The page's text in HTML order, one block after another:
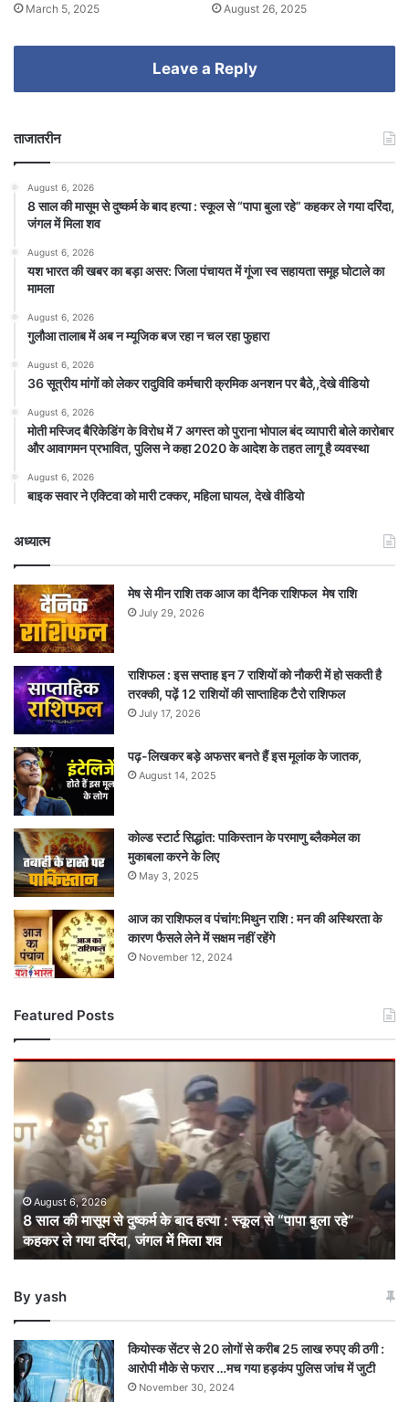
March 5, 2025 August 26, 2025
Leave a Reply
ताजातरीन
August 6, 2026
8 साल की मासूम से दुष्कर्म के बाद हत्या : स्कूल से “पापा बुला रहे” कहकर ले गया दरिंदा,
जंगल में मिला शव
August 6, 2026
यश भारत की खबर का बड़ा असर: जिला पंचायत में गूंजा स्व सहायता समूह घोटाले का
मामला
August 6, 2026
गुलौआ तालाब में अब न म्यूजिक बज रहा न चल रहा फुहारा
August 6, 2026
36 सूत्रीय मांगों को लेकर रादुविवि कर्मचारी क्रमिक अनशन पर बैठे,,देखे वीडियो
August 6, 2026
मोती मस्जिद बैरिकेडिंग के विरोध में 7 अगस्त को पुराना भोपाल बंद व्यापारी बोले कारोबार
और आवागमन प्रभावित, पुलिस ने कहा 2020 के आदेश के तहत लागू है व्यवस्था
August 6, 2026
बाइक सवार ने एक्टिवा को मारी टक्कर, महिला घायल, देखे वीडियो
अध्यात्म
मेष से मीन राशि तक आज का दैनिक राशिफल मेष राशि
July 29, 2026
राशिफल : इस सप्ताह इन 7 राशियों को नौकरी में हो सकती है
तरक्की, पढ़ें 12 राशियों की साप्ताहिक टैरो राशिफल
July 17, 2026
पढ़-लिखकर बड़े अफसर बनते हैं इस मूलांक के जातक,
August 14, 2025
कोल्ड स्टार्ट सिद्धांत: पाकिस्तान के परमाणु ब्लैकमेल का
मुकाबला करने के लिए
May 3, 2025
आज का राशिफल व पंचांग:मिथुन राशि : मन की अस्थिरता के
कारण फैसले लेने में सक्षम नहीं रहेंगे
November 12, 2024
Featured Posts
8
की
मासूम
से
दुष्कर्म
बाद
हत्या
स्कूल
“पापा
कहकर
ले
गया
August 6, 2026
8 साल की मासूम से दुष्कर्म के बाद हत्या : स्कूल से “पापा बुला रहे”
कहकर ले गया दरिंदा, जंगल में मिला शव
By yash
कियोस्क सेंटर से 20 लोगों से करीब 25 लाख रुपए की ठगी :
आरोपी मौके से फरार …मच गया हड़कंप पुलिस जांच में जुटी
November 30, 2024